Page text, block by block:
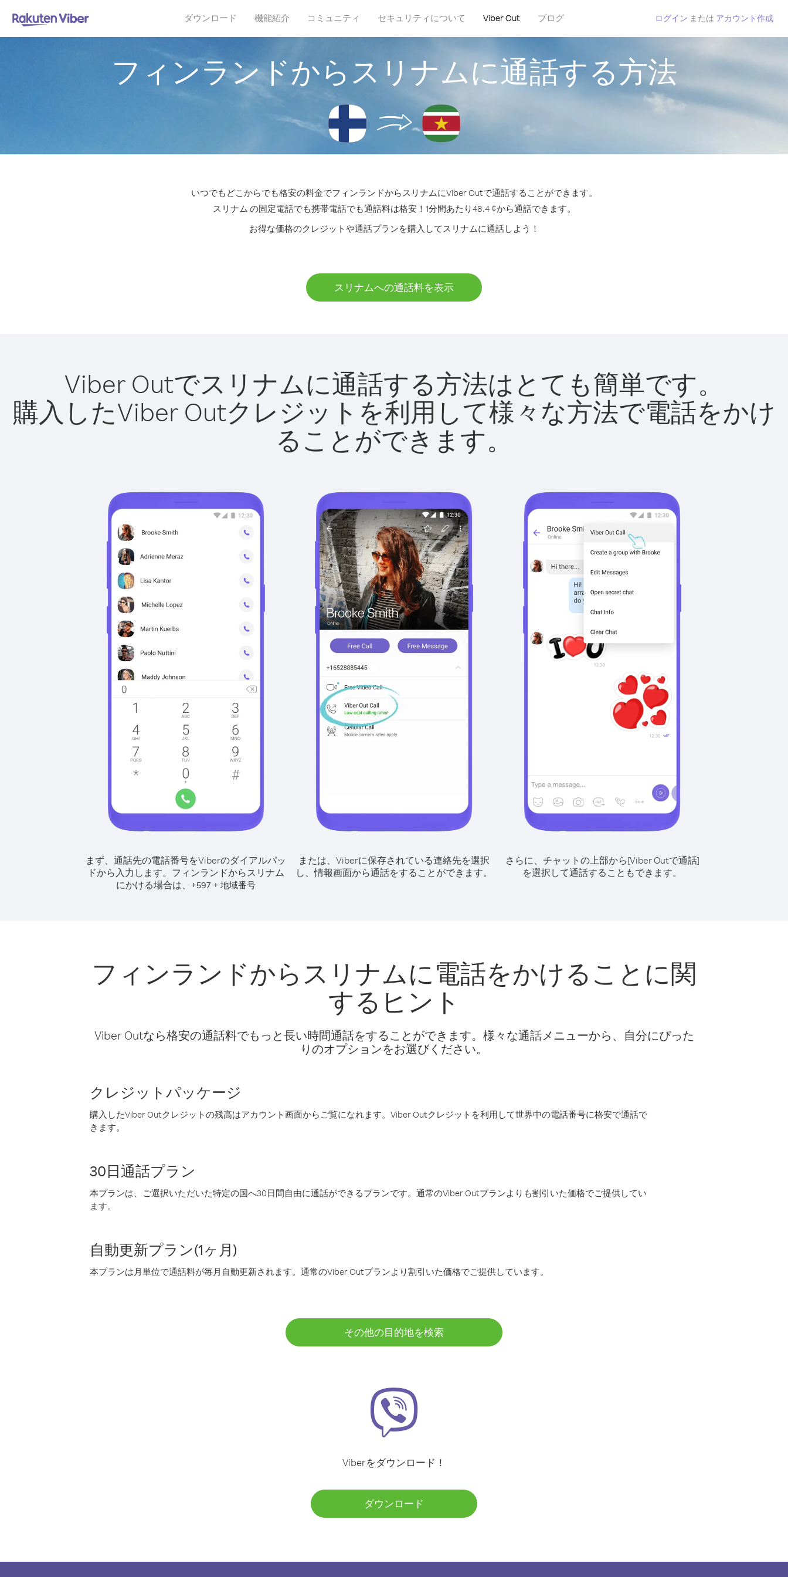
ダウンロード 機能紹介 コミュニティ セキュリティについて Viber Out ブログ ログイン または アカウント作成
フィンランドからスリナムに通話する方法
いつでもどこからでも格安の料金でフィンランドからスリナムにViber Outで通話することができます。
スリナム の固定電話でも携帯電話でも通話料は格安！1分間あたり48.4 ¢から通話できます。
お得な価格のクレジットや通話プランを購入してスリナムに通話しよう！
スリナムへの通話料を表示
Viber Outでスリナムに通話する方法はとても簡単です。
購入したViber Outクレジットを利用して様々な方法で電話をかけ
ることができます。
まず、通話先の電話番号をViberのダイアルパッ
ドから入力します。 フィンランドからスリナム
にかける場合は、 +597 + 地域番号
または、Viberに保存されている連絡先を選択
し、情報画面から通話をすることができます。
さらに、チャットの上部から[Viber Outで通話]
を選択して通話することもできます。
フィンランドからスリナムに電話をかけることに関
するヒント
Viber Outなら格安の通話料でもっと長い時間通話をすることができます。様々な通話メニューから、自分にぴった
りのオプションをお選びください。
クレジットパッケージ
購入したViber Outクレジットの残高はアカウント画面からご覧になれます。Viber Outクレジットを利用して世界中の電話番号に格安で通話で
きます。
30日通話プラン
本プランは、ご選択いただいた特定の国へ30日間自由に通話ができるプランです。通常のViber Outプランよりも割引いた価格でご提供してい
ます。
自動更新プラン(1ヶ月)
本プランは月単位で通話料が毎月自動更新されます。通常のViber Outプランより割引いた価格でご提供しています。
その他の目的地を検索
Viberをダウンロード！
ダウンロード